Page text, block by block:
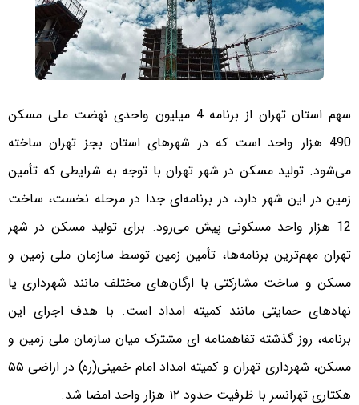
سهم استان تهران از برنامه 4 میلیون واحدی نهضت ملی مسکن
490 هزار واحد است که در شهرهای استان بجز تهران ساخته
می‌شود. تولید مسکن در شهر تهران با توجه به شرایطی که تأمین
زمین در این شهر دارد، در برنامه‌ای جدا در مرحله نخست، ساخت
12 هزار واحد مسکونی پیش می‌رود. برای تولید مسکن در شهر
تهران مهم‌ترین برنامه‌ها، تأمین زمین توسط سازمان ملی زمین و
مسکن و ساخت مشارکتی با ارگان‌های مختلف مانند شهرداری یا
نهادهای حمایتی مانند کمیته امداد است. با هدف اجرای این
برنامه، روز گذشته تفاهمنامه ای مشترک میان سازمان ملی زمین و
مسکن، شهرداری تهران و کمیته امداد امام خمینی(ره) در اراضی ۵۵
هکتاری تهرانسر با ظرفیت حدود ۱۲ هزار واحد امضا شد.